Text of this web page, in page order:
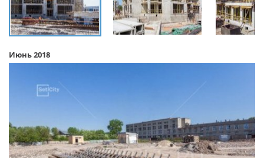
Июнь 2018